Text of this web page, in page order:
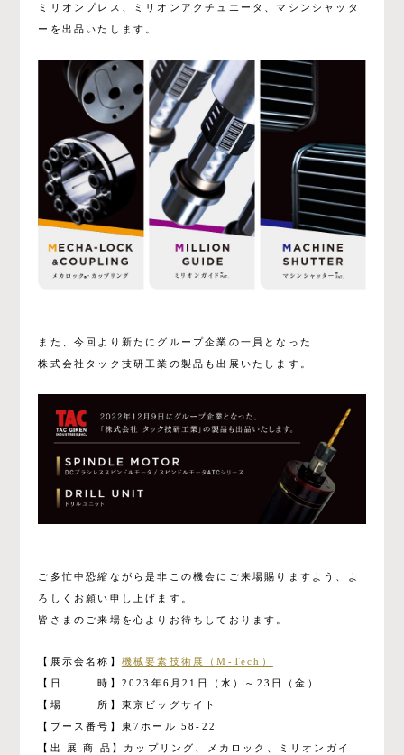
ミリオンプレス、ミリオンアクチュエータ、マシンシャッタ
ーを出品いたします。
また、今回より新たにグループ企業の一員となった
株式会社タック技研工業の製品も出展いたします。
ご多忙中恐縮ながら是非この機会にご来場賜りますよう、よ
ろしくお願い申し上げます。
皆さまのご来場を心よりお待ちしております。
【展示会名称】 機械要素技術展（M-Tech）
【日 時】2023年6月21日（水）～23日（金）
【場 所】東京ビッグサイト
【ブース番号】東7ホール 58-22
【出 展 商 品】カップリング、メカロック、ミリオンガイ